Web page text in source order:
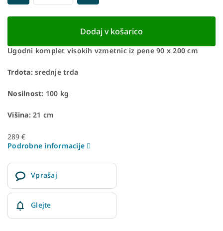
Dodaj v košarico
Ugodni komplet visokih vzmetnic iz pene 90 x 200 cm
Trdota:srednje trda
Nosilnost: 100 kg
Višina:21 cm
289 €
Podrobne informacije
Vprašaj
Glejte